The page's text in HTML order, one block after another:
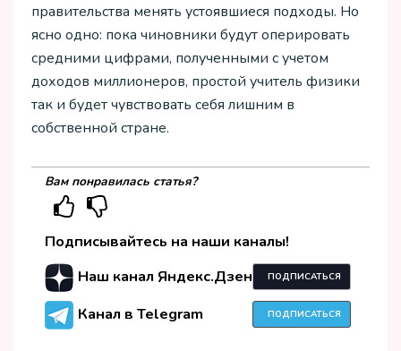
правительства менять устоявшиеся подходы. Но
ясно одно: пока чиновники будут оперировать
средними цифрами, полученными с учетом
доходов миллионеров, простой учитель физики
так и будет чувствовать себя лишним в
собственной стране.
Вам понравилась статья?
Подписывайтесь на наши каналы!
Наш канал Яндекс.Дзен
ПОДПИСАТЬСЯ
Канал в Telegram ПОДПИСАТЬСЯ